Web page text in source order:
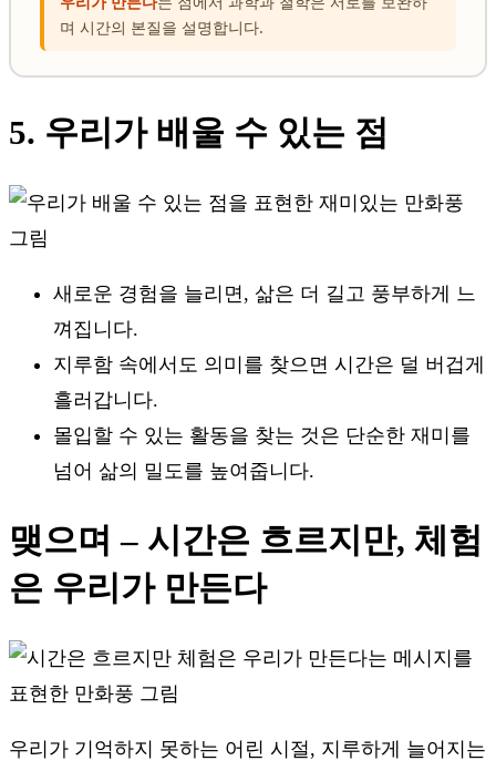
며 시간의 본질을 설명합니다.
5. 우리가 배울 수 있는 점
새로운 경험을 늘리면, 삶은 더 길고 풍부하게 느
껴집니다.
지루함 속에서도 의미를 찾으면 시간은 덜 버겁게
흘러갑니다.
몰입할 수 있는 활동을 찾는 것은 단순한 재미를
넘어 삶의 밀도를 높여줍니다.
맺으며 – 시간은 흐르지만, 체험
은 우리가 만든다
우리가 기억하지 못하는 어린 시절, 지루하게 늘어지는